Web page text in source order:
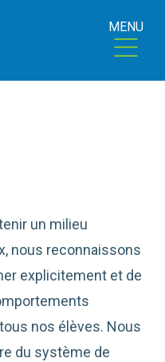
MENU
un milieu
nous reconnaissons
explicitement et de
nos élèves. Nous
du système de